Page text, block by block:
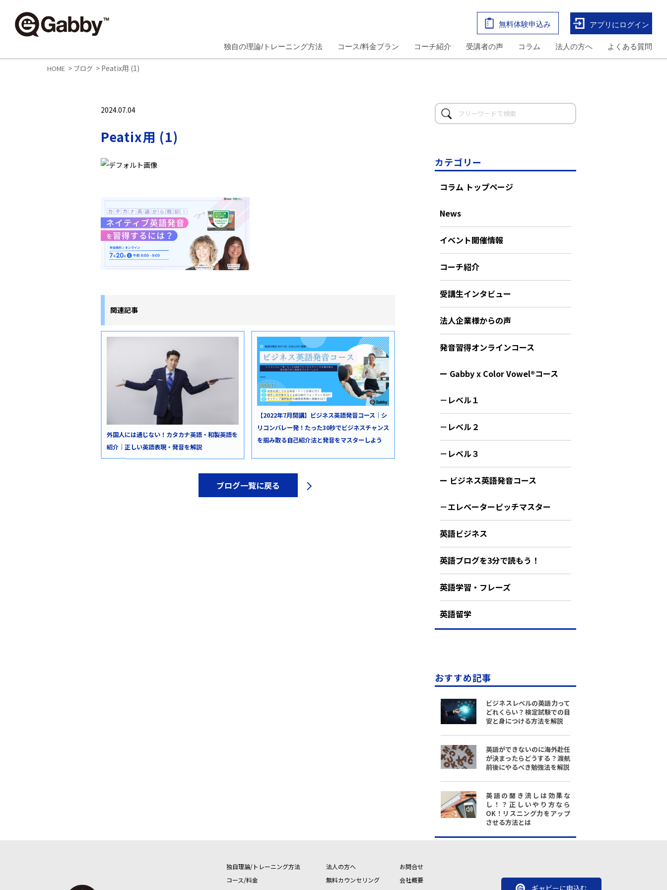
無料体験申込み アプリにログイン
独自の理論/トレーニング方法 コース/料金プラン コーチ紹介 受講者の声 コラム 法人の方へ よくある質問
HOME > ブログ > Peatix用 (1)
2024.07.04
Peatix用 (1)
関連記事
外国人には通じない！カタカナ英語・和製英語を
紹介｜正しい英語表現・発音を解説
【2022年7月開講】ビジネス英語発音コース｜シ
リコンバレー発！たった30秒でビジネスチャンス
を掴み取る自己紹介法と発音をマスターしよう
ブログ一覧に戻る
カテゴリー
コラム トップページ
News
イベント開催情報
コーチ紹介
受講生インタビュー
法人企業様からの声
発音習得オンラインコース
ー Gabby x Color Vowel®︎コース
－レベル１
－レベル２
－レベル３
ー ビジネス英語発音コース
－エレベーターピッチマスター
英語ビジネス
英語ブログを3分で読もう！
英語学習・フレーズ
英語留学
おすすめ記事
ビジネスレベルの英語力って
どれくらい？検定試験での目
安と身につける方法を解説
英語ができないのに海外赴任
が決まったらどうする？渡航
前後にやるべき勉強法を解説
英語の聞き流しは効果な
し！？正しいやり方なら
OK！リスニング力をアップ
させる方法とは
独自理論/トレーニング方法
コース/料金
法人の方へ
無料カウンセリング
お問合せ
会社概要